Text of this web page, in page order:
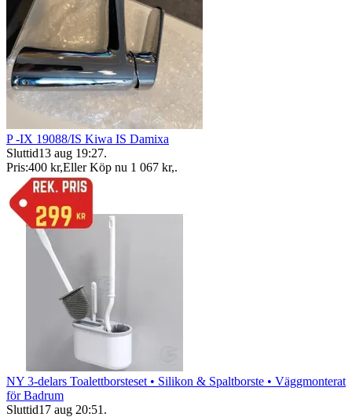
P -IX 19088/IS Kiwa IS Damixa
Sluttid13 aug 19:27.
Pris:400 kr,Eller Köp nu 1 067 kr,.
NY 3-delars Toalettborsteset • Silikon & Spaltborste • Väggmonterat
för Badrum
Sluttid17 aug 20:51 .